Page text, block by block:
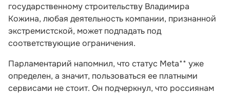
государственному строительству Владимира
Кожина, любая деятельность компании, признанной
экстремистской, может подпадать под
соответствующие ограничения.
Парламентарий напомнил, что статус Meta** уже
определен, а значит, пользоваться ее платными
сервисами не стоит. Он подчеркнул, что россиянам